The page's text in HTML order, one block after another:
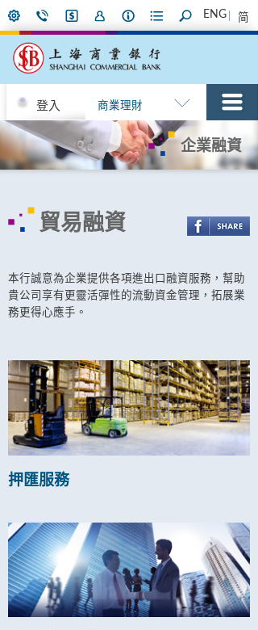
ENG 简
登入 商業理財
企業融資
貿易融資
本行誠意為企業提供各項進出口融資服務，幫助
貴公司享有更靈活彈性的流動資金管理，拓展業
務更得心應手。
押匯服務